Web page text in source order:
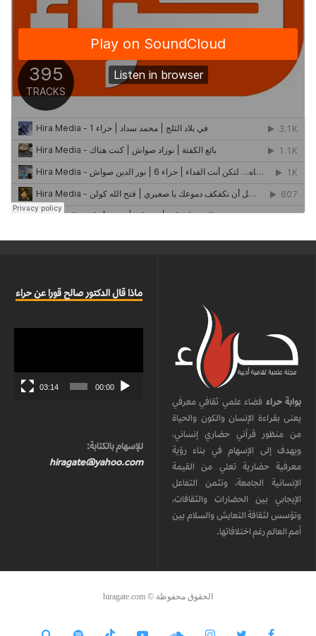
بوابة حراء فضاء علمي ثقافي معرفي
يعنى بقراءة الإنسان والكون والحياة
من منظور قرآني حضاري إنساني،
ويهدف إلى الإسهام في بناء رؤية
معرفية حضارية تعلي من القيمة
الإنسانية الجامعة، وتثمن التفاعل
الإيجابي بين الحضارات والثقافات،
وتؤسس لثقافة التعايش والسلام بين
أمم العالم رغم اختلافاتها.
ماذا قال الدكتور صالح قورا عن حراء
00:00
03:14
للإسهام بالكتابة:
hiragate@yahoo.com
الحقوق محفوظة © hiragate.com